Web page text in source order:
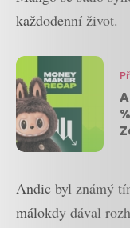
každodenní život.
Andic byl známý
málokdy dával